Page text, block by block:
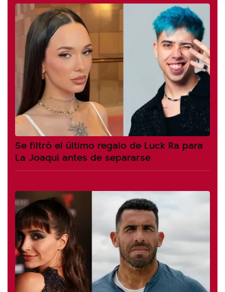
Se filtró el último regalo de Luck Ra para
La Joaqui antes de separarse